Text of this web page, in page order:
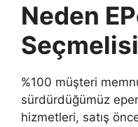
Neden
%100 müşteri
sürdürdüğümüz
hizmetleri, satış